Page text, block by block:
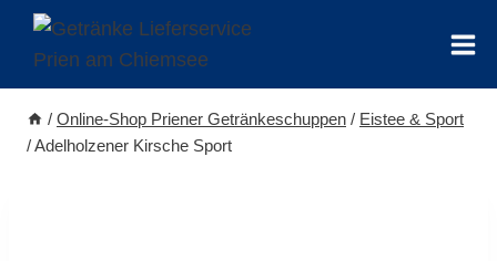
Zum
/ Online-Shop Priener Getränkeschuppen / Eistee & Sport
/Adelholzener Kirsche Sport